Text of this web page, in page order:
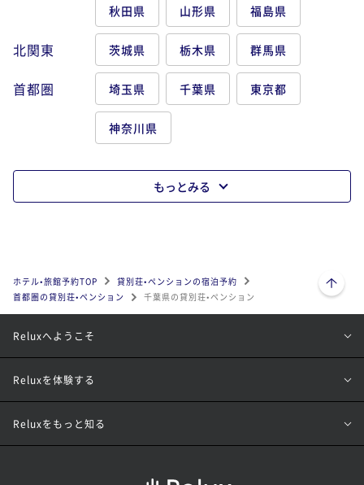
秋田県 山形県 福島県
北関東 茨城県 栃木県 群馬県
首都圏 埼玉県 千葉県 東京都
神奈川県
もっとみる
ホテル•旅館予約TOP
貸別荘•ペンションの宿泊予約
首都圏の貸別荘•ペンション
千葉県の貸別荘•ペンション
ページトップへ
Reluxへようこそ
Reluxを体験する
Reluxをもっと知る